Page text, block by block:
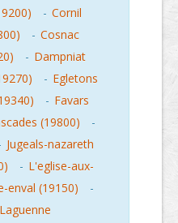
- Cornil
- Cosnac
- Dampniat
- Egletons
- Favars
(19800)
-
Jugeals-nazareth
- L'eglise-aux-
enval (19150)
-
Laguenne